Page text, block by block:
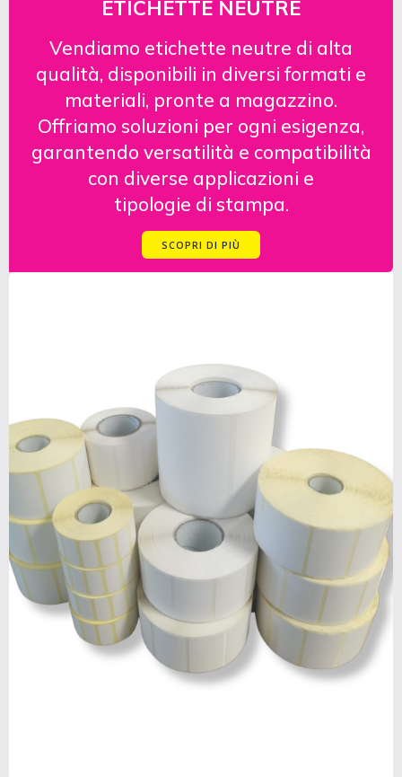
ETICHETTE NEUTRE
Vendiamo etichette neutre di alta
qualità, disponibili in diversi formati e
materiali, pronte a magazzino.
Offriamo soluzioni per ogni esigenza,
garantendo versatilità e compatibilità
con diverse applicazioni e
tipologie di stampa.
SCOPRI DI PIÙ